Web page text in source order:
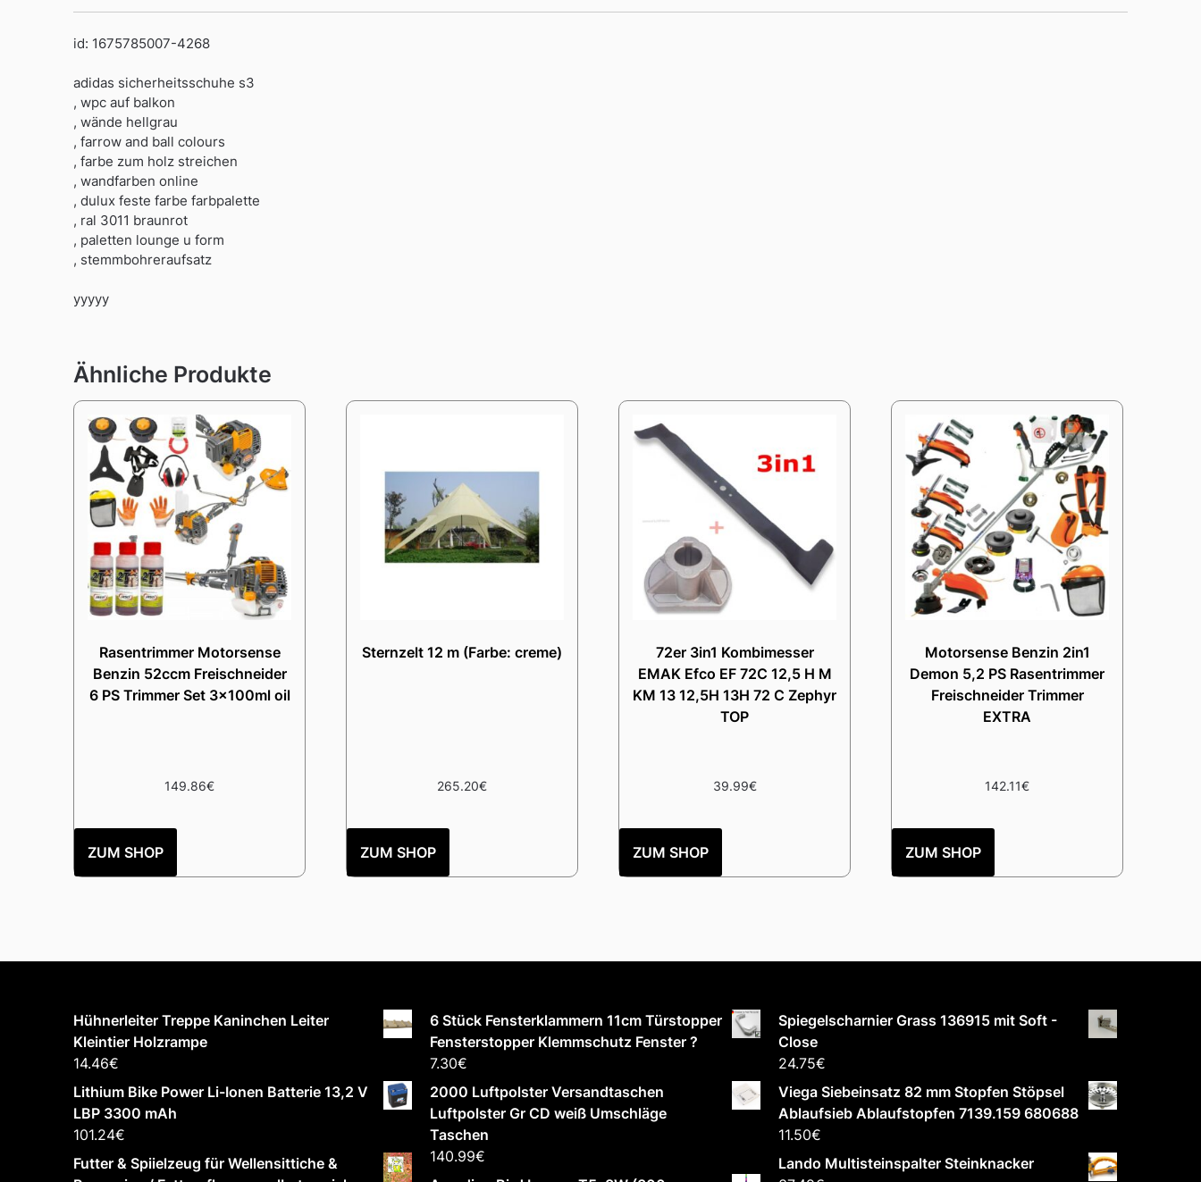
id: 1675785007-4268
adidas sicherheitsschuhe s3
, wpc auf balkon
, wände hellgrau
, farrow and ball colours
, farbe zum holz streichen
, wandfarben online
, dulux feste farbe farbpalette
, ral 3011 braunrot
, paletten lounge u form
, stemmbohreraufsatz
yyyyy
Ähnliche Produkte
Rasentrimmer Motorsense
Benzin 52ccm Freischneider
6 PS Trimmer Set 3x100ml oil
149.86€
ZUM SHOP
Sternzelt 12 m (Farbe: creme)
265.20€
ZUM SHOP
72er 3in1 Kombimesser
EMAK Efco EF 72C 12,5 H M
KM 13 12,5H 13H 72 C Zephyr
TOP
39.99€
ZUM SHOP
Motorsense Benzin 2in1
Demon 5,2 PS Rasentrimmer
Freischneider Trimmer
EXTRA
142.11€
ZUM SHOP
Hühnerleiter Treppe Kaninchen Leiter
Kleintier Holzrampe
14.46€
Lithium Bike Power Li-Ionen Batterie 13,2 V
LBP 3300 mAh
101.24€
Futter & Spiielzeug für Wellensittiche &
6 Stück Fensterklammern 11cm Türstopper
Fensterstopper Klemmschutz Fenster ?
7.30€
2000 Luftpolster Versandtaschen
Luftpolster Gr CD weiß Umschläge
Taschen
140.99€
Spiegelscharnier Grass 136915 mit Soft -
Close
24.75€
Viega Siebeinsatz 82 mm Stopfen Stöpsel
Ablaufsieb Ablaufstopfen 7139.159 680688
11.50€
Lando Multisteinspalter Steinknacker